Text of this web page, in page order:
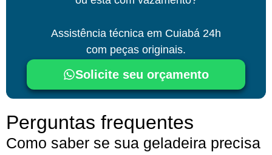
Assistência técnica em Cuiabá 24h
com peças originais.
Solicite seu orçamento
Perguntas frequentes
Como saber se sua geladeira precisa